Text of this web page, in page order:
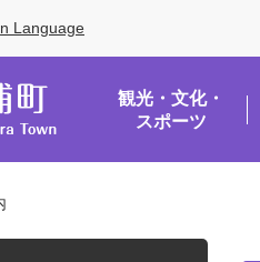
Language
観光・文化・
スポーツ